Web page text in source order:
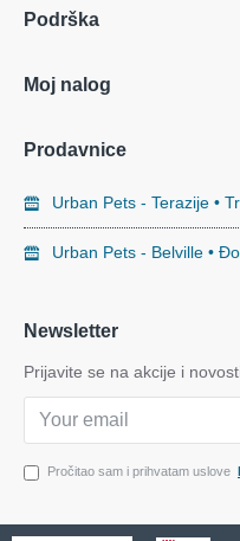
Podrška
Moj nalog
Prodavnice
Urban Pets - Terazije •
Urban Pets - Belville •
Newsletter
Prijavite se na akcije i
Pročitao sam i prihvatam uslove